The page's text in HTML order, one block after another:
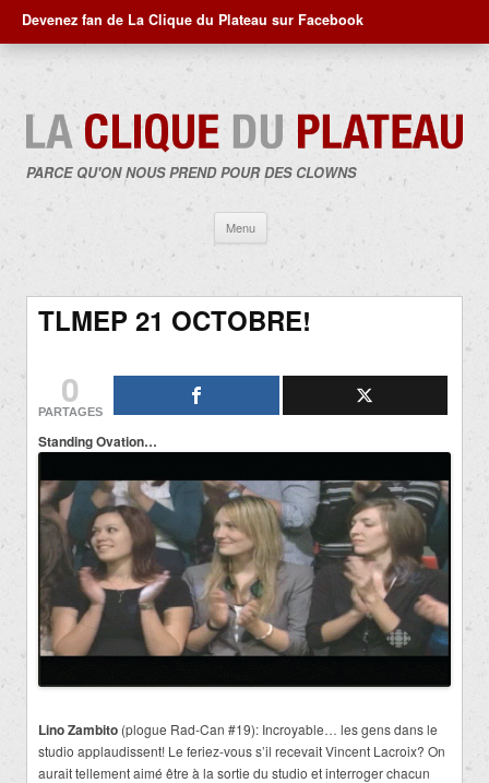
Devenez fan de La Clique du Plateau sur Facebook
PARCE QU'ON NOUS PREND POUR DES CLOWNS
Menu
contenu
TLMEP 21 OCTOBRE!
0
PARTAGES
Standing Ovation…
Lino Zambito (plogue Rad-Can #19): Incroyable… les gens dans le
studio applaudissent! Le feriez-vous s’il recevait Vincent Lacroix? On
aurait tellement aimé être à la sortie du studio et interroger chacun